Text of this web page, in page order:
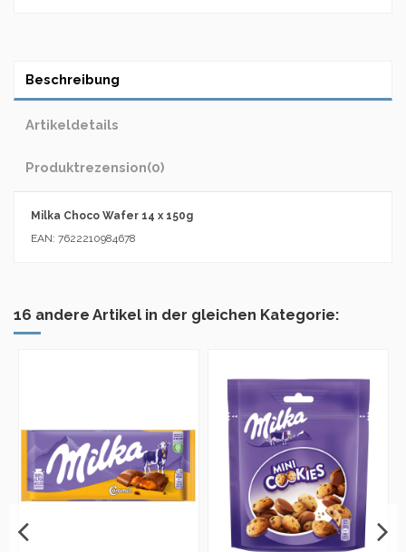
Beschreibung
Artikeldetails
Produktrezension(0)
Milka Choco Wafer 14 x 150g
EAN: 7622210984678
16 andere Artikel in der gleichen Kategorie: